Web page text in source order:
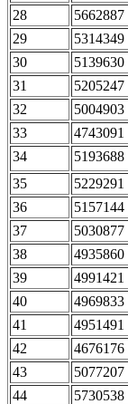
28 5662887
29 5314349
30 5139630
31 5205247
32 5004903
33 4743091
34 5193688
35 5229291
36 5157144
37 5030877
38 4935860
39 4991421
40 4969833
41 4951491
42 4676176
43 5077207
44 5730538